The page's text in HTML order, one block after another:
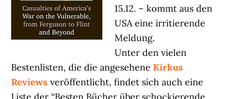
15.12. – kommt aus den
USA eine irritierende
Meldung.
Unter den vielen
Bestenlisten, die die angesehene Kirkus
Reviews veröffentlicht, findet sich auch eine
Liste der “Besten Bücher über schockierende